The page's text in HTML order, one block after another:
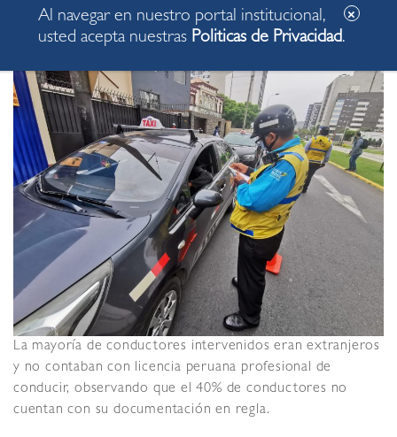
20.01.2021
La mayoría de conductores intervenidos eran extranjeros
y no contaban con licencia peruana profesional de
conducir, observando que el 40% de conductores no
cuentan con su documentación en regla.
Al navegar en nuestro portal institucional,
usted acepta nuestras Politicas de Privacidad.